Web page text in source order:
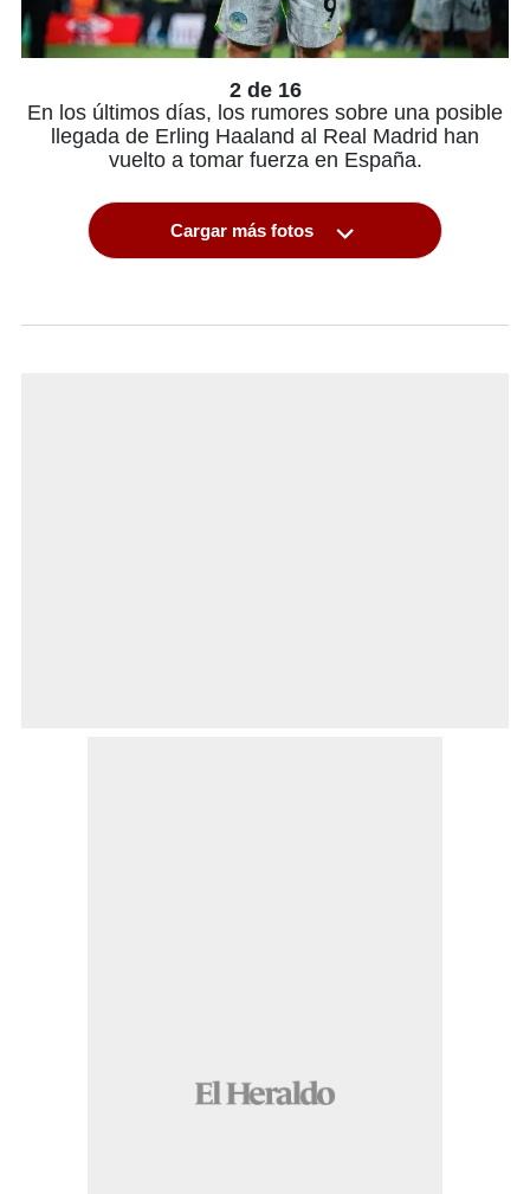
2 de 16
En los últimos días, los rumores sobre una posible
llegada de Erling Haaland al Real Madrid han
vuelto a tomar fuerza en España.
Cargar más fotos